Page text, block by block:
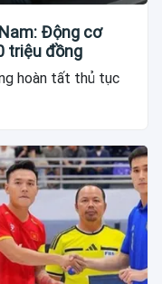
Động cơ
triệu đồng
hoàn tất thủ tục